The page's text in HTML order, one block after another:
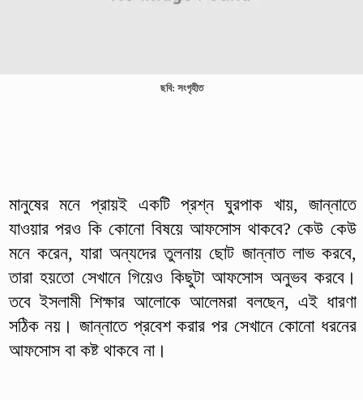
ছবি: সংগৃহীত
মানুষের মনে প্রায়ই একটি প্রশ্ন ঘুরপাক খায়, জান্নাতে
যাওয়ার পরও কি কোনো বিষয়ে আফসোস থাকবে? কেউ কেউ
মনে করেন, যারা অন্যদের তুলনায় ছোট জান্নাত লাভ করবে,
তারা হয়তো সেখানে গিয়েও কিছুটা আফসোস অনুভব করবে।
তবে ইসলামী শিক্ষার আলোকে আলেমরা বলছেন, এই ধারণা
সঠিক নয়। জান্নাতে প্রবেশ করার পর সেখানে কোনো ধরনের
আফসোস বা কষ্ট থাকবে না।